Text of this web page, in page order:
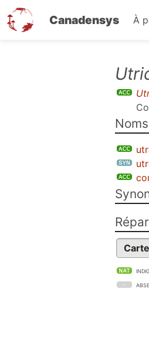
Canadensys À
Carte